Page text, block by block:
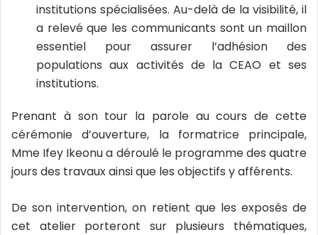
institutions spécialisées. Au-delà de la visibilité, il
a relevé que les communicants sont un maillon
essentiel pour assurer l’adhésion des
populations aux activités de la CEAO et ses
institutions.
Prenant à son tour la parole au cours de cette
cérémonie d’ouverture, la formatrice principale,
Mme Ifey Ikeonu a déroulé le programme des quatre
jours des travaux ainsi que les objectifs y afférents.
De son intervention, on retient que les exposés de
cet atelier porteront sur plusieurs thématiques,